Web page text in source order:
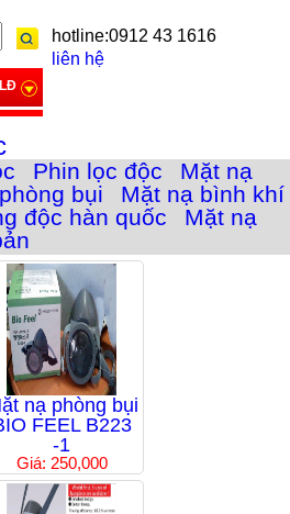
hotline:0912 43 1616
liên hệ
Phin lọc độc
Mặt nạ
bụi
Mặt nạ bình khí
độc hàn quốc
Mặt nạ
nạ phòng bụi
FEEL B223
-1
Giá: 250,000